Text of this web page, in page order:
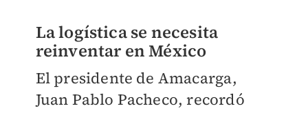
La logística se necesita
reinventar en México
El presidente de Amacarga,
Juan Pablo Pacheco, recordó